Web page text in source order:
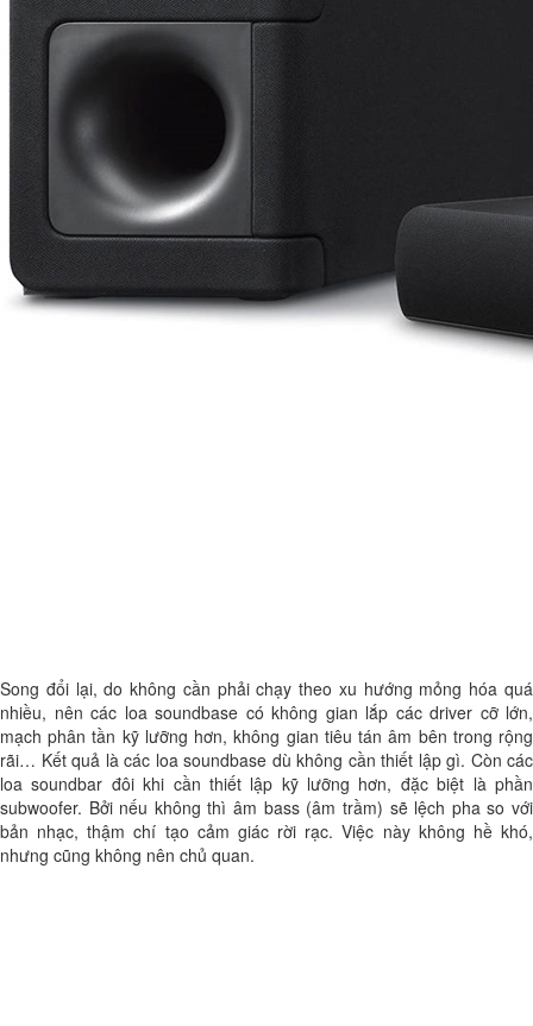
Song đổi lại, do không cần phải chạy theo xu hướng mỏng hóa quá
nhiều, nên các loa soundbase có không gian lắp các driver cỡ lớn,
mạch phân tần kỹ lưỡng hơn, không gian tiêu tán âm bên trong rộng
rãi… Kết quả là các loa soundbase dù không cần thiết lập gì. Còn các
loa soundbar đôi khi cần thiết lập kỹ lưỡng hơn, đặc biệt là phần
subwoofer. Bởi nếu không thì âm bass (âm trầm) sẽ lệch pha so với
bản nhạc, thậm chí tạo cảm giác rời rạc. Việc này không hề khó,
nhưng cũng không nên chủ quan.